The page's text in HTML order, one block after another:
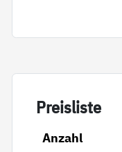
Preis­lis­te
Anzahl